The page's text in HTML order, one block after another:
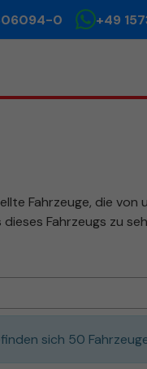
0 +49
Fahrzeuge, die
dieses Fahrzeugs zu
sich 50